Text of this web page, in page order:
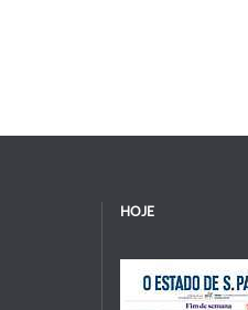
HOJE